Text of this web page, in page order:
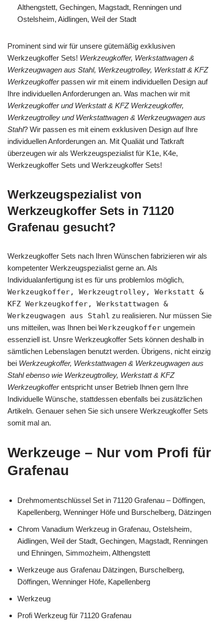
Althengstett, Gechingen, Magstadt, Renningen und
Ostelsheim, Aidlingen, Weil der Stadt
Prominent sind wir für unsere gütemäßig exklusiven
Werkzeugkoffer Sets! Werkzeugkoffer, Werkstattwagen &
Werkzeugwagen aus Stahl, Werkzeugtrolley, Werkstatt & KFZ
Werkzeugkofferpassen wir mit einem individuellen Design auf
Ihre individuellen Anforderungen an. Was machen wir mit
Werkzeugkoffer und Werkstatt & KFZ Werkzeugkoffer,
Werkzeugtrolley und Werkstattwagen & Werkzeugwagen aus
Stahl? Wir passen es mit einem exklusiven Design auf Ihre
individuellen Anforderungen an. Mit Qualiät und Tatkraft
überzeugen wir als Werkzeugspezialist für K1e, K4e,
Werkzeugkoffer Sets und Werkzeugkoffer Sets!
Werkzeugspezialist von
Werkzeugkoffer Sets in 71120
Grafenau gesucht?
Werkzeugkoffer Sets nach Ihren Wünschen fabrizieren wir als
kompetenter Werkzeugspezialist gerne an. Als
Individualanfertigung ist es für uns problemlos möglich,
Werkzeugkoffer, Werkzeugtrolley, Werkstatt &
KFZ Werkzeugkoffer, Werkstattwagen &
Werkzeugwagen aus Stahl zu realisieren. Nur müssen Sie
uns mitteilen, was Ihnen bei Werkzeugkoffer ungemein
essenziell ist. Unsre Werkzeugkoffer Sets können deshalb in
sämtlichen Lebenslagen benutzt werden. Übrigens, nicht einzig
bei Werkzeugkoffer, Werkstattwagen & Werkzeugwagen aus
Stahl ebenso wie Werkzeugtrolley, Werkstatt & KFZ
Werkzeugkofferentspricht unser Betrieb Ihnen gern Ihre
Individuelle Wünsche, stattdessen ebenfalls bei zusätzlichen
Artikeln. Genauer sehen Sie sich unsere Werkzeugkoffer Sets
somit mal an.
Werkzeuge – Nur vom Profi für
Grafenau
Drehmomentschlüssel Set in 71120 Grafenau – Döffingen,
Kapellenberg, Wenninger Höfe und Burschelberg, Dätzingen
Chrom Vanadium Werkzeug in Grafenau, Ostelsheim,
Aidlingen, Weil der Stadt, Gechingen, Magstadt, Renningen
und Ehningen, Simmozheim, Althengstett
Werkzeuge aus Grafenau Dätzingen, Burschelberg,
Döffingen, Wenninger Höfe, Kapellenberg
Werkzeug
Profi Werkzeug für 71120 Grafenau